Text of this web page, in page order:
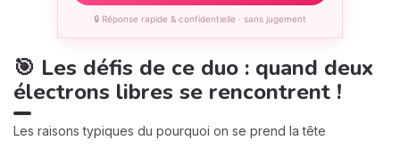
🔒 Réponse rapide & confidentielle · sans jugement
🎯 Les défis de ce duo : quand deux
électrons libres se rencontrent !
Les raisons typiques du pourquoi on se prend la tête